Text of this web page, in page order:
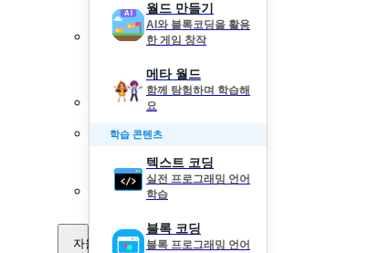
자율 학습
월드 만들기
AI와 블록코딩을 활용
한 게임 창작
메타 월드
함께 탐험하며 학습해
요
학습 콘텐츠
텍스트 코딩
실전 프로그래밍 언어
학습
블록 코딩
블록 프로그래밍 언어